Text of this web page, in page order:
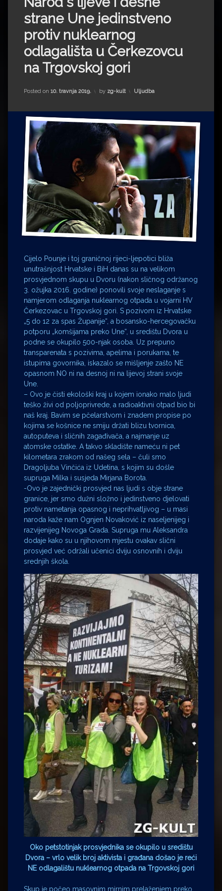
Impressum
Milenko Strižak
Drugi autori
Drugi autori
Matea Andrić
Ljiljana Lekanić-Kljaić
Mario Lovreković
Miroslav Šantek
strane Une jedinstveno
protiv nuklearnog
odlagališta u Čerkezovcu
na Trgovskoj gori
Posted on 10. travnja 2019. by zg-kult Kategorije:
Uljudba
Cijelo Pounje i toj graničnoj rijeci-ljepotici bliža
unutrašnjost Hrvatske i BiH danas su na velikom
prosvjednom skupu u Dvoru (nakon sličnog održanog
3. ožujka 2016. godine) ponovili svoje neslaganje s
namjerom odlaganja nuklearnog otpada u vojarni HV
Čerkezovac u Trgovskoj gori. S pozivom iz Hrvatske
„5 do 12 za spas Županije“, a bosansko-hercegovačku
potporu „komšijama preko Une“, u središtu Dvora u
podne se okupilo 500-njak osoba. Uz prepuno
transparenata s pozivima, apelima i porukama, te
istupima govornika, iskazalo se mišljenje zašto NE
opasnom NO ni na desnoj ni na lijevoj strani svoje
Une.
– Ovo je čisti ekološki kraj u kojem ionako malo ljudi
teško živi od poljoprivrede, a radioaktivni otpad bio bi
naš kraj. Bavim se pčelarstvom i znadem propise po
kojima se košnice ne smiju držati blizu tvornica,
autoputeva i sličnih zagađivača, a najmanje uz
atomske ostatke. A takvo skladište nameću ni pet
kilometara zrakom od našeg sela – čuli smo
Dragoljuba Vinčića iz Udetina, s kojim su došle
supruga Milka i susjeda Mirjana Borota.
-Ovo je zajednički prosvjed nas ljudi s obje strane
granice, jer smo dužni složno i jedinstveno djelovati
protiv nametanja opasnog i neprihvatljivog – u masi
naroda kaže nam Ognjen Novaković iz naseljenijeg i
razvijenijeg Novoga Grada. Supruga mu Aleksandra
dodaje kako su u njihovom mjestu ovakav slični
prosvjed već održali učenici dviju osnovnih i dviju
srednjih škola.
Oko petstotinjak prosvjednika se okupilo u središtu
Dvora – vrlo velik broj aktivista i građana došao je reći
NE odlagalištu nuklearnog otpada na Trgovskoj gori
Skup je počeo masovnim mirnim prelaženjem preko